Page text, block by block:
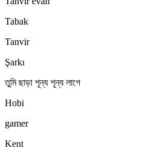
Tabak
Tanvir
Şarkı
তুমি ছাড়া শূন্য শূন্য লাগে
Hobi
gamer
Kent